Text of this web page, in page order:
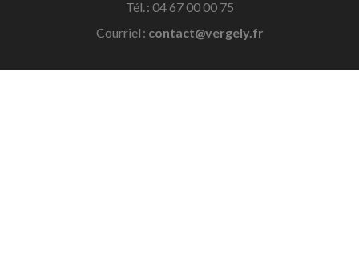
Tél. : 04 67 00 00 75
Courriel : contact@vergely.fr